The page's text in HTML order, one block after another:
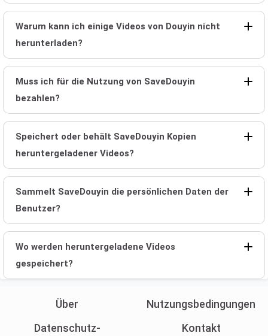
Warum kann ich einige Videos von Douyin nicht
herunterladen?
Muss ich für die Nutzung von SaveDouyin
bezahlen?
Speichert oder behält SaveDouyin Kopien
heruntergeladener Videos?
Sammelt SaveDouyin die persönlichen Daten der
Benutzer?
Wo werden heruntergeladene Videos
gespeichert?
Über
Nutzungsbedingungen
Datenschutz-
Kontakt